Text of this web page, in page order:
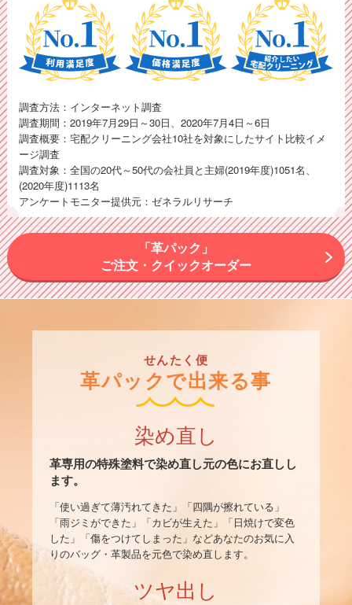
調査方法：インターネット調査
調査期間：2019年7月29日～30日、2020年7月4日～6日
調査概要：宅配クリーニング会社10社を対象にしたサイト比較イメ
ージ調査
調査対象：全国の20代～50代の会社員と主婦(2019年度)1051名、
(2020年度)1113名
アンケートモニター提供元：ゼネラルリサーチ
「革パック」
ご注文・クイックオーダー
せんたく便
革パックで出来る事
染め直し
革専用の特殊塗料で染め直し元の色にお直しし
ます。
「使い過ぎて薄汚れてきた」「四隅が擦れている」
「雨ジミができた」「カビが生えた」「日焼けで変色
した」「傷をつけてしまった」などあなたのお気に入
りのバッグ・革製品を元色で染め直します。
ツヤ出し